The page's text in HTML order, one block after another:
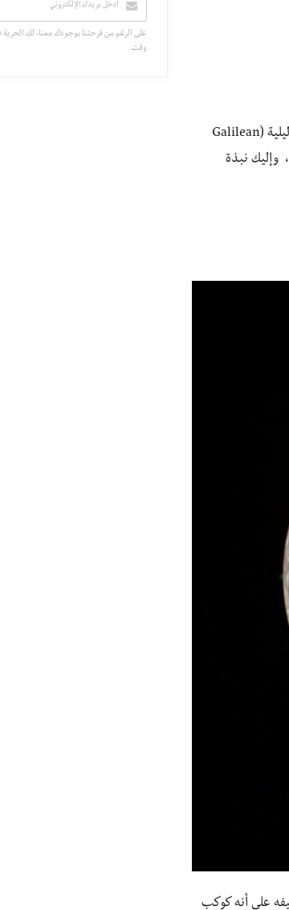
ولعله معروف أكثر باكتشافه لأربعة أقمار ضخمة من جملة 67 قمر للمشتري، تُعرف الآن باسم الأقمار الجاليلية (Galilean
Moons ) وهم آيو، أوروبا، غانيميد وكاليستو، وهي أكبر أقمار المشتري. واكتشفها غاليليو في عام 1610، وإليك نبذة
على أنه كوكب
على الرغم من فرحتنا بوجودك معنا، لك الحرية
وقت.